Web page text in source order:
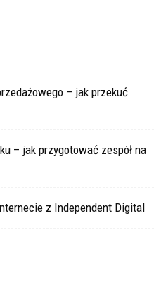
– jak przekuć
– jak przygotować zespół na
z Independent Digital